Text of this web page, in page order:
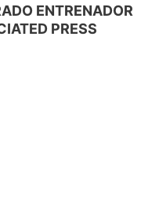
ENTRENADOR
PRESS